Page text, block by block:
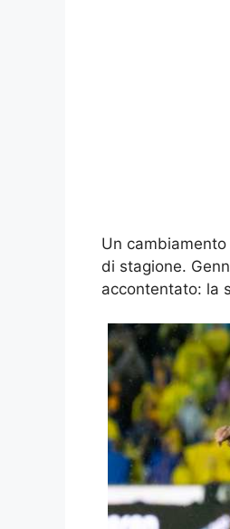
Un
di stagione.
accontentato: la